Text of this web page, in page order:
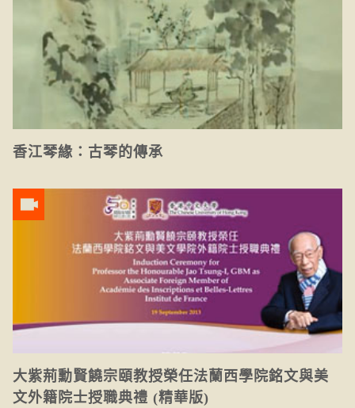
香江琴緣：古琴的傳承
大紫荊勳賢饒宗頤教授榮任法蘭西學院銘文與美
文外籍院士授職典禮 (精華版)